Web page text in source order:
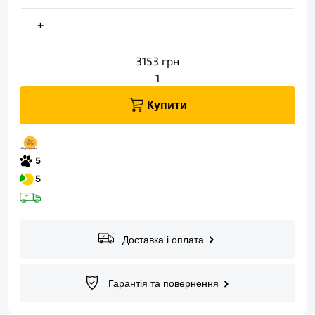
+
3153 грн
1
Купити
Доставка і оплата
Гарантія та повернення